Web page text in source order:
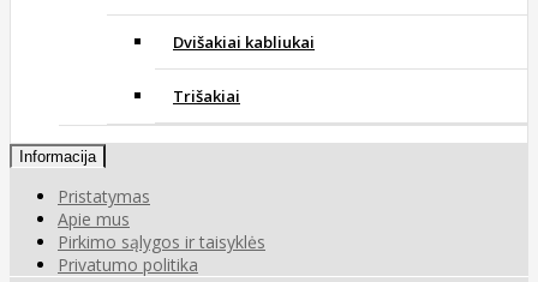
Dvišakiai kabliukai
Trišakiai
Informacija
Pristatymas
Apie mus
Pirkimo sąlygos ir taisyklės
Privatumo politika